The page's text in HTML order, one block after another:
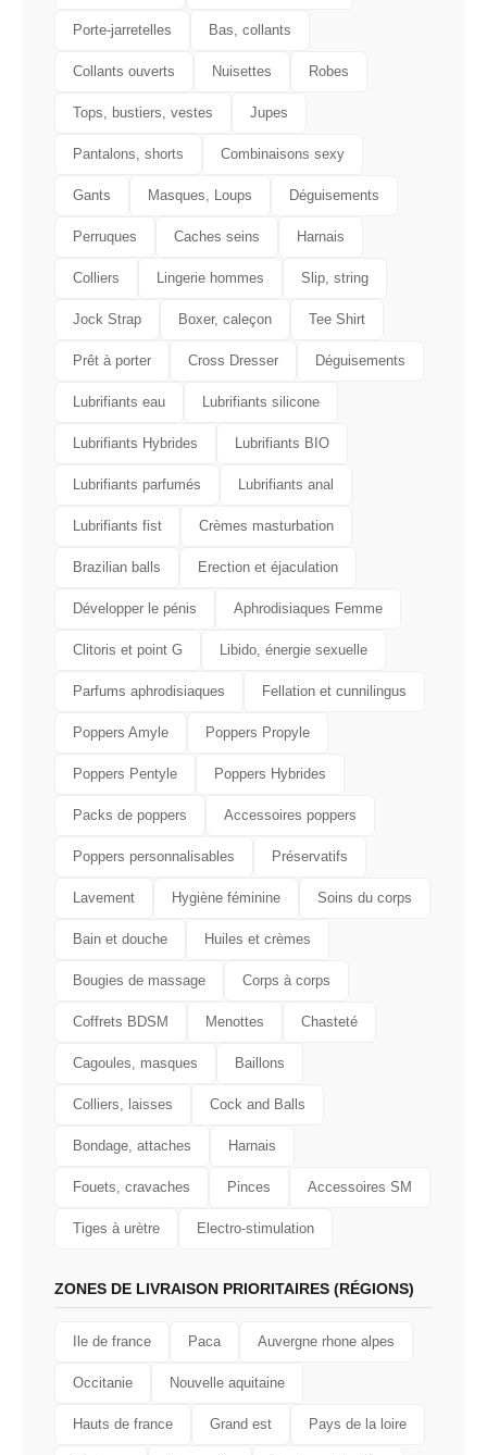
Porte-jarretelles Bas, collants
Collants ouverts Nuisettes Robes
Tops, bustiers, vestes Jupes
Pantalons, shorts Combinaisons sexy
Gants Masques, Loups Déguisements
Perruques Caches seins Harnais
Colliers Lingerie hommes Slip, string
Jock Strap Boxer, caleçon Tee Shirt
Prêt à porter Cross Dresser Déguisements
Lubrifiants eau Lubrifiants silicone
Lubrifiants Hybrides Lubrifiants BIO
Lubrifiants parfumés Lubrifiants anal
Lubrifiants fist Crèmes masturbation
Brazilian balls Erection et éjaculation
Développer le pénis Aphrodisiaques Femme
Clitoris et point G Libido, énergie sexuelle
Parfums aphrodisiaques Fellation et cunnilingus
Poppers Amyle Poppers Propyle
Poppers Pentyle Poppers Hybrides
Packs de poppers Accessoires poppers
Poppers personnalisables Préservatifs
Lavement Hygiène féminine Soins du corps
Bain et douche Huiles et crèmes
Bougies de massage Corps à corps
Coffrets BDSM Menottes Chasteté
Cagoules, masques Baillons
Colliers, laisses Cock and Balls
Bondage, attaches Harnais
Fouets, cravaches Pinces Accessoires SM
Tiges à urètre Electro-stimulation
ZONES DE LIVRAISON PRIORITAIRES (RÉGIONS)
Ile de france Paca Auvergne rhone alpes
Occitanie Nouvelle aquitaine
Hauts de france Grand est Pays de la loire